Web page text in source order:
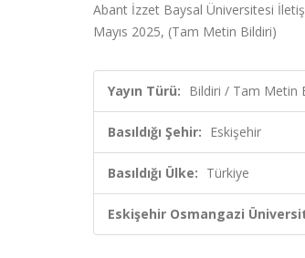
Abant İzzet Baysal Üniversitesi
Mayıs 2025, (Tam Metin Bildiri)
Yayın Türü: Bildiri / Tam Metin
Basıldığı Şehir: Eskişehir
Basıldığı Ülke: Türkiye
Eskişehir Osmangazi